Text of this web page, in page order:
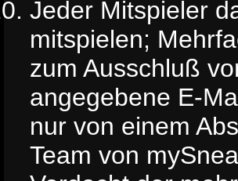
Jeder Mitspieler
mitspielen;
zum Ausschluß
angegebene E-
nur von einem
Team von